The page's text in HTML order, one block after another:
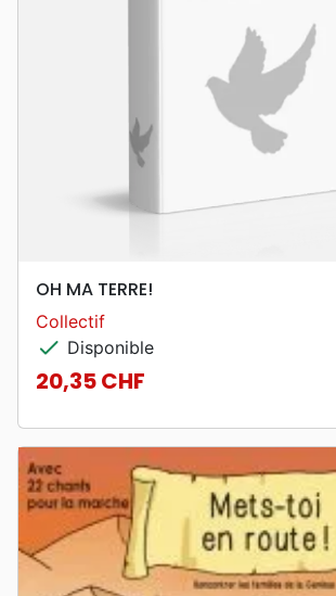
OH MA TERRE!
Collectif
check Disponible
Prix
20,35 CHF